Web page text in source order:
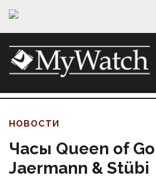
НОВОСТИ
Часы Queen of
Jaermann & Stübi